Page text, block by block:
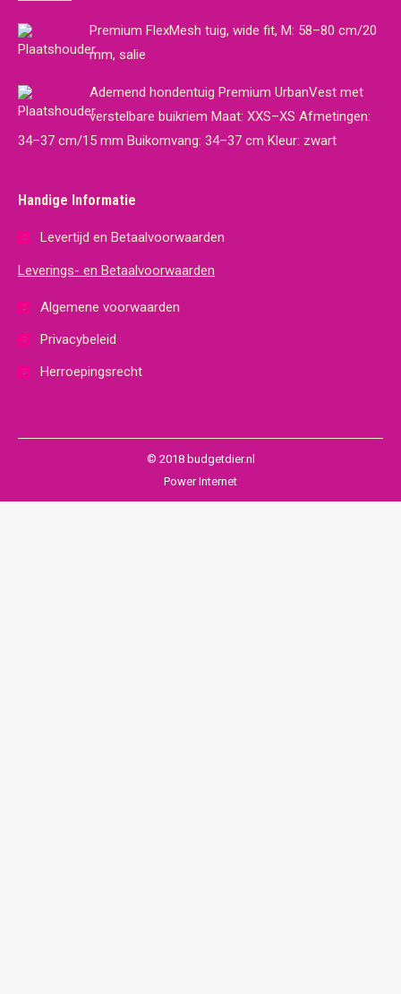
Premium FlexMesh tuig, wide fit, M: 58–80 cm/20
mm, salie
Ademend hondentuig Premium UrbanVest met
verstelbare buikriem Maat: XXS–XS Afmetingen:
34–37 cm/15 mm Buikomvang: 34–37 cm Kleur: zwart
Handige Informatie
Levertijd en Betaalvoorwaarden
Leverings- en Betaalvoorwaarden
Algemene voorwaarden
Privacybeleid
Herroepingsrecht
© 2018 budgetdier.nl
Power Internet